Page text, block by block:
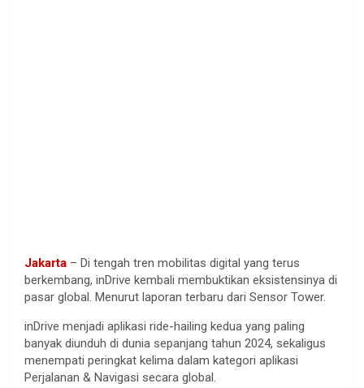
Jakarta – Di tengah tren mobilitas digital yang terus
berkembang, inDrive kembali membuktikan eksistensinya di
pasar global. Menurut laporan terbaru dari Sensor Tower.
inDrive menjadi aplikasi ride-hailing kedua yang paling
banyak diunduh di dunia sepanjang tahun 2024, sekaligus
menempati peringkat kelima dalam kategori aplikasi
Perjalanan & Navigasi secara global.